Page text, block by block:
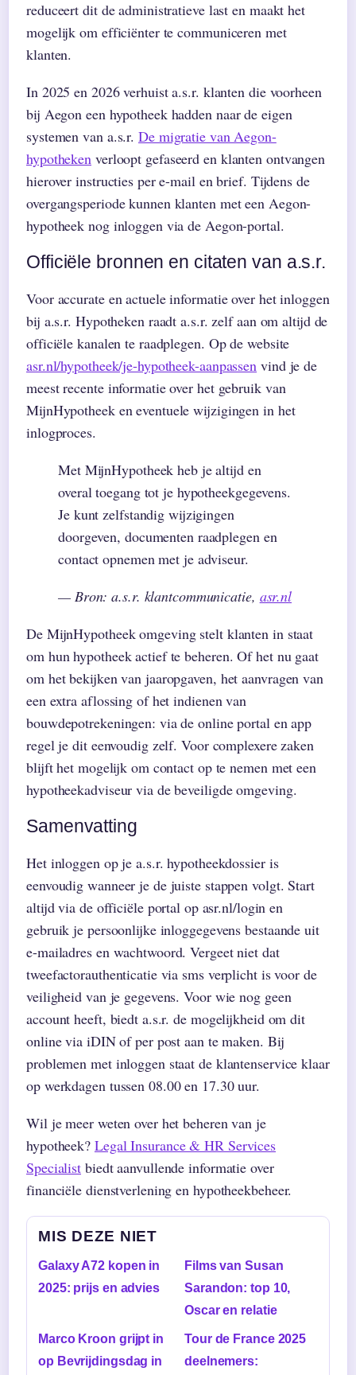
reduceert dit de administratieve last en maakt het
mogelijk om efficiënter te communiceren met
klanten.
In 2025 en 2026 verhuist a.s.r. klanten die voorheen
bij Aegon een hypotheek hadden naar de eigen
systemen van a.s.r. De migratie van Aegon-
hypotheken verloopt gefaseerd en klanten ontvangen
hierover instructies per e-mail en brief. Tijdens de
overgangsperiode kunnen klanten met een Aegon-
hypotheek nog inloggen via de Aegon-portal.
Officiële bronnen en citaten van a.s.r.
Voor accurate en actuele informatie over het inloggen
bij a.s.r. Hypotheken raadt a.s.r. zelf aan om altijd de
officiële kanalen te raadplegen. Op de website
asr.nl/hypotheek/je-hypotheek-aanpassen vind je de
meest recente informatie over het gebruik van
MijnHypotheek en eventuele wijzigingen in het
inlogproces.
Met MijnHypotheek heb je altijd en
overal toegang tot je hypotheekgegevens.
Je kunt zelfstandig wijzigingen
doorgeven, documenten raadplegen en
contact opnemen met je adviseur.
— Bron: a.s.r. klantcommunicatie, asr.nl
De MijnHypotheek omgeving stelt klanten in staat
om hun hypotheek actief te beheren. Of het nu gaat
om het bekijken van jaaropgaven, het aanvragen van
een extra aflossing of het indienen van
bouwdepotrekeningen: via de online portal en app
regel je dit eenvoudig zelf. Voor complexere zaken
blijft het mogelijk om contact op te nemen met een
hypotheekadviseur via de beveiligde omgeving.
Samenvatting
Het inloggen op je a.s.r. hypotheekdossier is
eenvoudig wanneer je de juiste stappen volgt. Start
altijd via de officiële portal op asr.nl/login en
gebruik je persoonlijke inloggegevens bestaande uit
e-mailadres en wachtwoord. Vergeet niet dat
tweefactorauthenticatie via sms verplicht is voor de
veiligheid van je gegevens. Voor wie nog geen
account heeft, biedt a.s.r. de mogelijkheid om dit
online via iDIN of per post aan te maken. Bij
problemen met inloggen staat de klantenservice klaar
op werkdagen tussen 08.00 en 17.30 uur.
Wil je meer weten over het beheren van je
hypotheek? Legal Insurance & HR Services
Specialist biedt aanvullende informatie over
financiële dienstverlening en hypotheekbeheer.
MIS DEZE NIET
Galaxy A72 kopen in
2025: prijs en advies
Films van Susan
Sarandon: top 10,
Oscar en relatie
Marco Kroon grijpt in
op Bevrijdingsdag in
Tour de France 2025
deelnemers: